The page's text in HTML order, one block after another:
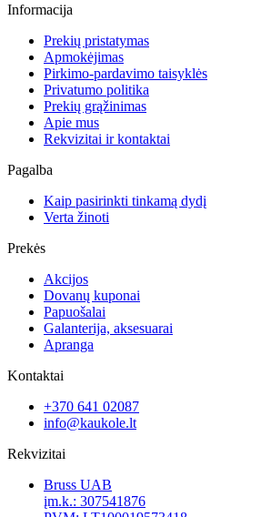
Informacija
Prekių pristatymas
Apmokėjimas
Pirkimo-pardavimo taisyklės
Privatumo politika
Prekių grąžinimas
Apie mus
Rekvizitai ir kontaktai
Pagalba
Kaip pasirinkti tinkamą dydį
Verta žinoti
Prekės
Akcijos
Dovanų kuponai
Papuošalai
Galanterija, aksesuarai
Apranga
Kontaktai
+370 641 02087
info@kaukole.lt
Rekvizitai
Bruss UAB
įm.k.: 307541876